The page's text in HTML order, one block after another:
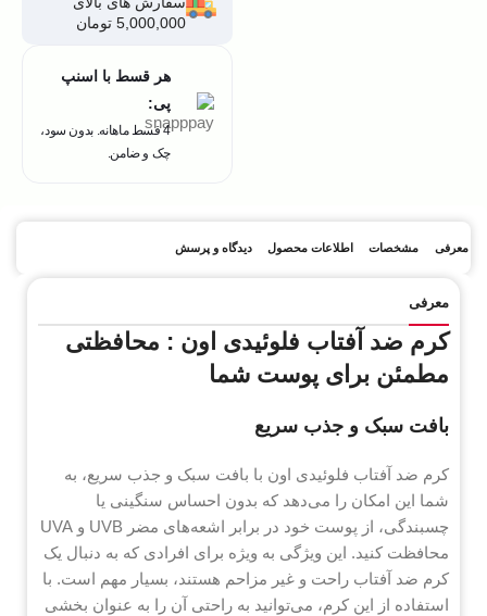
5,000,000 تومان
هر قسط با اسنپ
پی:
4 قسط ماهانه. بدون سود،
چک و ضامن.
معرفی مشخصات اطلاعات محصول دیدگاه و پرسش
معرفی
کرم ضد آفتاب فلوئیدی اون : محافظتی
مطمئن برای پوست شما
بافت سبک و جذب سریع
کرم ضد آفتاب فلوئیدی اون با بافت سبک و جذب سریع، به
شما این امکان را می‌دهد که بدون احساس سنگینی یا
چسبندگی، از پوست خود در برابر اشعه‌های مضر UVB و UVA
محافظت کنید. این ویژگی به ویژه برای افرادی که به دنبال یک
کرم ضد آفتاب راحت و غیر مزاحم هستند، بسیار مهم است. با
استفاده از این کرم، می‌توانید به راحتی آن را به عنوان بخشی